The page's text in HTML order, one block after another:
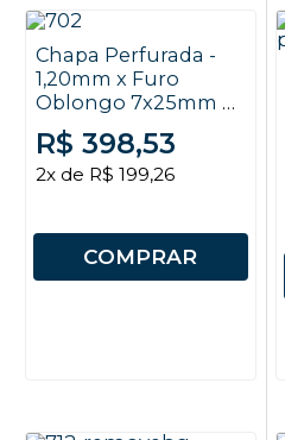
Chapa Perfurada -
1,20mm x Furo
Oblongo 7x25mm x
EC 25x38mm x 2x1m
R$ 398,53
2x de R$ 199,26
COMPRAR